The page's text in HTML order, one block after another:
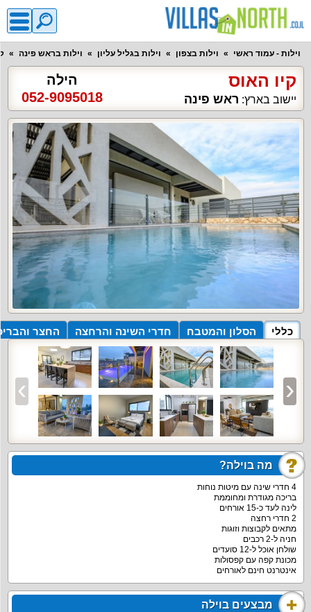
וילות - עמוד ראשי וילות בצפון וילות בגליל עליון וילות בראש פינה
קיו האוס
יישוב בארץ: ראש פינה
הילה
052-9095018
כללי הסלון והמטבח חדרי השינה והרחצה החצר
מה בוילה?
4 חדרי שינה עם מיטות נוחות
בריכה מגודרת ומחוממת
לינה לעד כ-15 אורחים
2 חדרי רחצה
מתאים לקבוצות וזוגות
חניה ל-2 רכבים
שולחן אוכל ל-12 סועדים
מכונת קפה עם קפסולות
אינטרנט חינם לאורחים
מבצעים בוילה